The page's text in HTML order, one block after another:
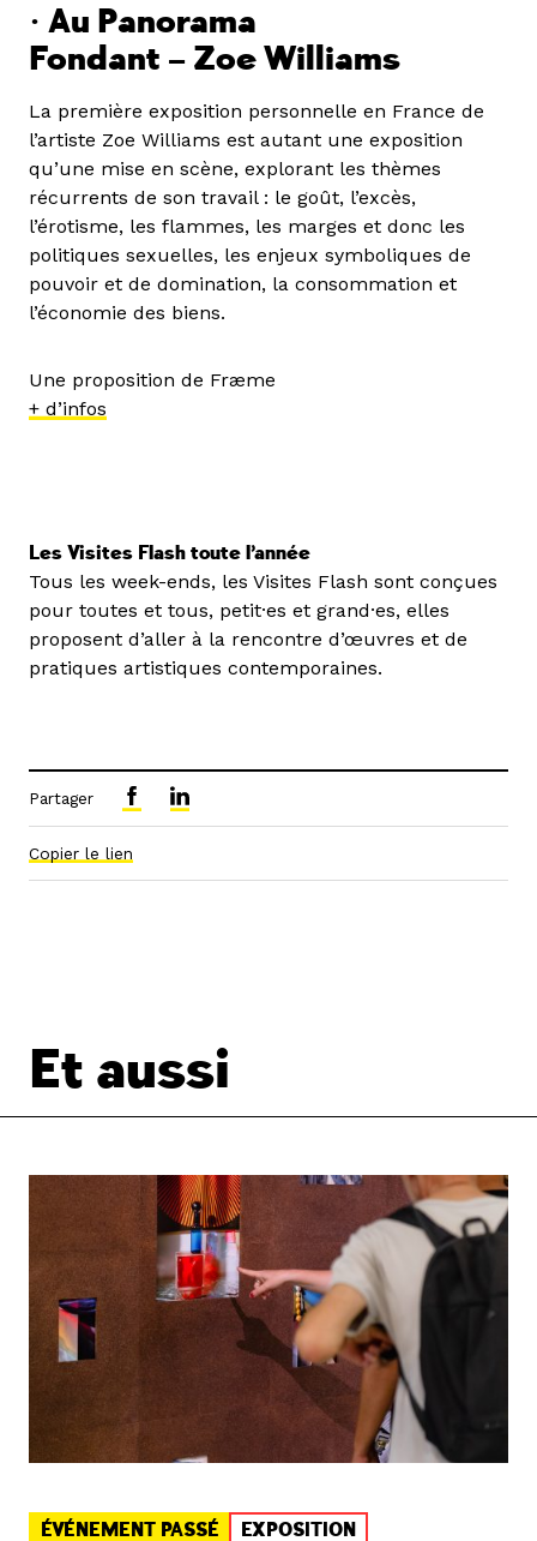
• Au Panorama
Fondant – Zoe Williams
La première exposition personnelle en France de
l’artiste Zoe Williams est autant une exposition
qu’une mise en scène, explorant les thèmes
récurrents de son travail : le goût, l’excès,
l’érotisme, les flammes, les marges et donc les
politiques sexuelles, les enjeux symboliques de
pouvoir et de domination, la consommation et
l’économie des biens.
Une proposition de Fræme
+ d’infos
Les Visites Flash toute l’année
Tous les week-ends, les Visites Flash sont conçues
pour toutes et tous, petit·es et grand·es, elles
proposent d’aller à la rencontre d’œuvres et de
pratiques artistiques contemporaines.
Partager
Copier le lien
Et aussi
ÉVÉNEMENT PASSÉ EXPOSITION